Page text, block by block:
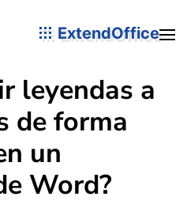
ExtendOffice
leyendas a
de forma
un
Word?